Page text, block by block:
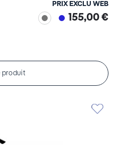
PRIX EXCLU WEB
155,00 €
produit